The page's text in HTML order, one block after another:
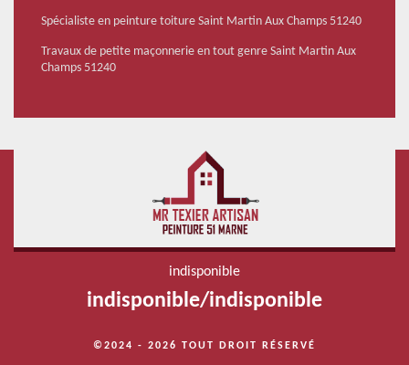
Spécialiste en peinture toiture Saint Martin Aux Champs 51240
Travaux de petite maçonnerie en tout genre Saint Martin Aux
Champs 51240
indisponible
indisponible/indisponible
©2024 - 2026 TOUT DROIT RÉSERVÉ